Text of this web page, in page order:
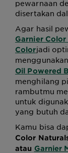
pewarnaan
disertakan
Agar hasil
Garnier
Colorjadi
menggunakan
Oil Powered
menghilang
rambutmu
untuk
yang butuh
Kamu bisa
Color
atau Garnier